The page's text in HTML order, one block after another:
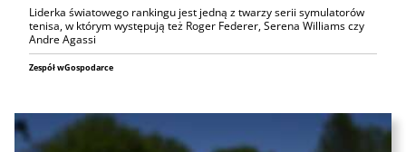
Liderka światowego rankingu jest jedną z twarzy serii symulatorów
tenisa, w którym występują też Roger Federer, Serena Williams czy
Andre Agassi
Zespół wGospodarce